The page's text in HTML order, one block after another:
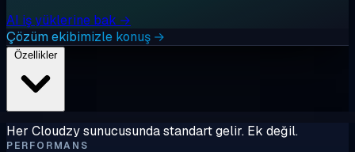
AI iş yüklerine bak →
Çözüm ekibimizle konuş →
Özellikler
Her Cloudzy sunucusunda standart gelir. Ek değil.
PERFORMANS